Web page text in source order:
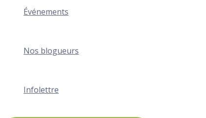
Événements
Nos blogueurs
Infolettre